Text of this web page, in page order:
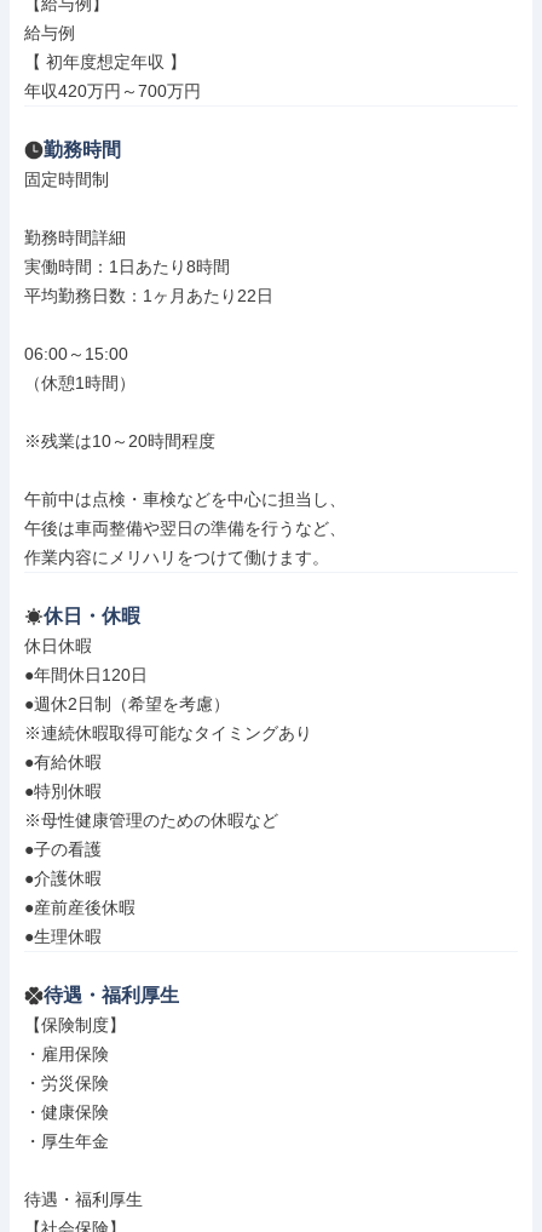
給与例
【 初年度想定年収 】
年収420万円～700万円
勤務時間
固定時間制
勤務時間詳細
実働時間：1日あたり8時間
平均勤務日数：1ヶ月あたり22日
06:00～15:00
（休憩1時間）
※残業は10～20時間程度
午前中は点検・車検などを中心に担当し、
午後は車両整備や翌日の準備を行うなど、
作業内容にメリハリをつけて働けます。
休日・休暇
休日休暇
●年間休日120日
●週休2日制（希望を考慮）
※連続休暇取得可能なタイミングあり
●有給休暇
●特別休暇
※母性健康管理のための休暇など
●子の看護
●介護休暇
●産前産後休暇
●生理休暇
待遇・福利厚生
【保険制度】
・雇用保険
・労災保険
・健康保険
・厚生年金
待遇・福利厚生